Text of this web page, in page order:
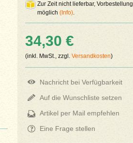
Zur Zeit nicht lieferbar, Vorbestellung
möglich (Info).
34,30 €
(inkl. MwSt., zzgl. Versandkosten)
Nachricht bei Verfügbarkeit
Auf die Wunschliste setzen
Artikel per Mail empfehlen
Eine Frage stellen